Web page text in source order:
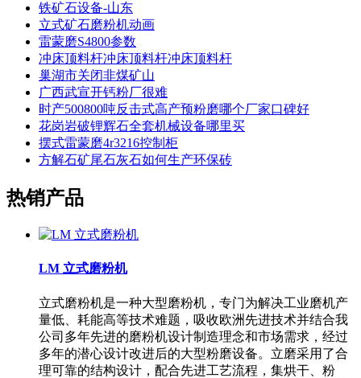
铁矿石设备-山东
立式矿石磨粉机动画
雷蒙磨S4800参数
冲床顶料杆冲床顶料杆冲床顶料杆
巢湖市关闭非煤矿山
广西武宣开钙粉厂很难
时产500800吨反击式高产预粉磨哪个厂家口碑好
花岗岩破锂辉石全套机械设备哪里买
摆式雷蒙磨4r3216控制柜
方解石矿尾石灰石如何生产环保砖
热销产品
LM 立式磨粉机
立式磨粉机是一种大型磨粉机，专门为解决工业磨机产
量低、耗能高等技术难题，吸收欧洲先进技术并结合我
公司多年先进的磨粉机设计制造理念和市场需求，经过
多年的潜心设计改进后的大型粉磨设备。立磨采用了合
理可靠的结构设计，配合先进工艺流程，集烘干、粉